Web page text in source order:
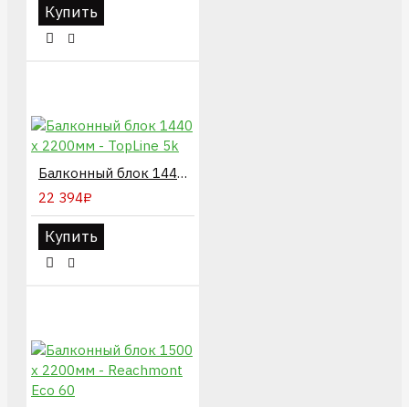
Купить
Балконный блок 1440 х 2200мм - TopLine 5k
22 394₽
Купить